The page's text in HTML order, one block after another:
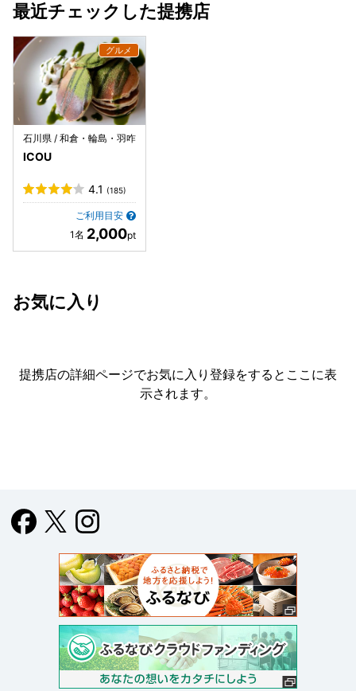
最近チェックした提携店
石川県 / 和倉・輪島・羽咋
ICOU
4.1 (185)
ご利用目安
2,000
お気に入り
提携店の詳細ページでお気に入り登録をすると ここに表
示されます。